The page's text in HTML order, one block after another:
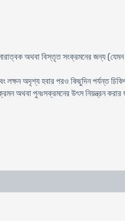
অথবা বিস্তৃত সংক্রমনের জন্য (যেমন
অদৃশ্য হবার পরও কিছুদিন পর্যন্ত
অথবা পুনঃসক্রমনের উৎস নিয়ন্ত্রন করার